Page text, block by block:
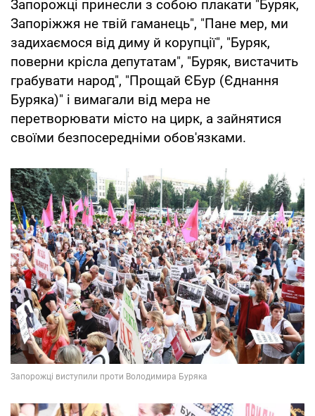
Запорожці принесли з собою плакати "Буряк,
Запоріжжя не твій гаманець", "Пане мер, ми
задихаємося від диму й корупції", "Буряк,
поверни крісла депутатам", "Буряк, вистачить
грабувати народ", "Прощай ЄБур (Єднання
Буряка)" і вимагали від мера не
перетворювати місто на цирк, а зайнятися
своїми безпосередніми обов'язками.